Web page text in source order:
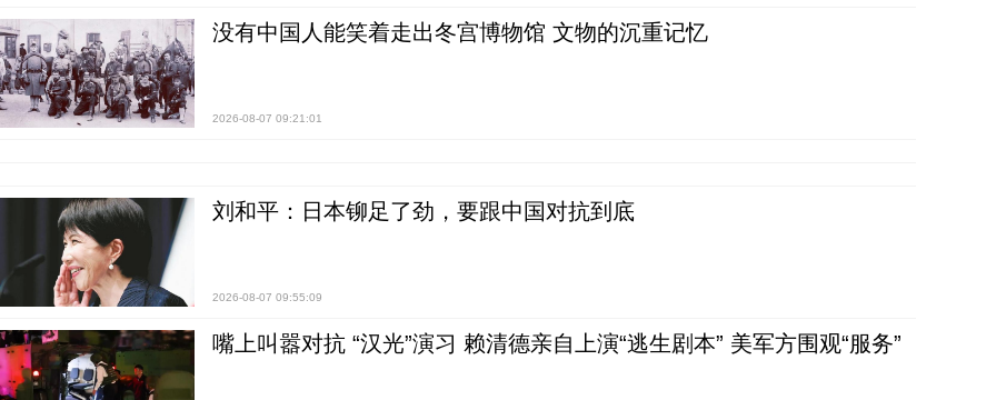
没有中国人能笑着走出冬宫博物馆 文物的沉重记忆
2026-08-07 09:21:01
刘和平：日本铆足了劲，要跟中国对抗到底
2026-08-07 09:55:09
嘴上叫嚣对抗 “汉光”演习 赖清德亲自上演“逃生剧本” 美军方围观“服务”